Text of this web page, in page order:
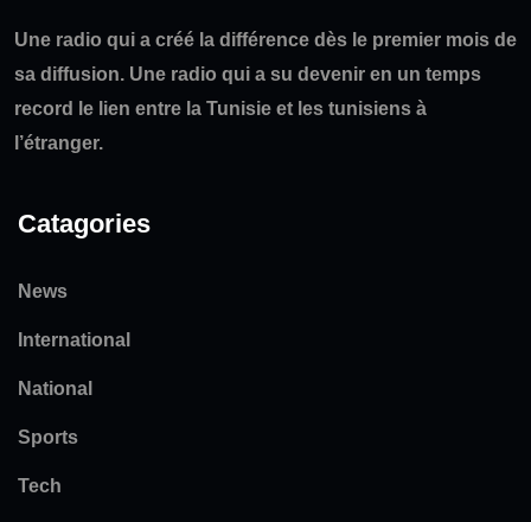
Une radio qui a créé la différence dès le premier mois de
sa diffusion. Une radio qui a su devenir en un temps
record le lien entre la Tunisie et les tunisiens à
l’étranger.
Catagories
News
International
National
Sports
Tech